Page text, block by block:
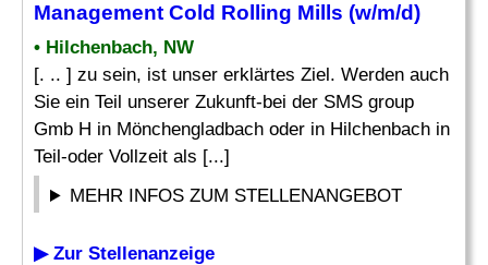
Management Cold Rolling Mills (w/m/d)
• Hilchenbach, NW
[. .. ] zu sein, ist unser erklärtes Ziel. Werden auch
Sie ein Teil unserer Zukunft-bei der SMS group
Gmb H in Mönchengladbach oder in Hilchenbach in
Teil-oder Vollzeit als [...]
MEHR INFOS ZUM STELLENANGEBOT
▶ Zur Stellenanzeige